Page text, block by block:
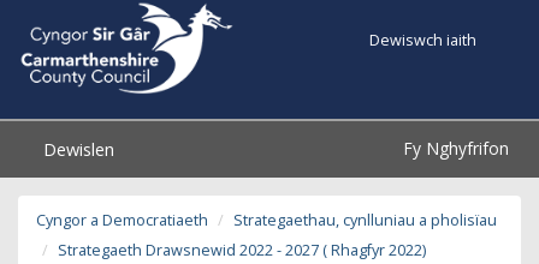
Dewiswch iaith
Dewislen Fy Nghyfrifon
Cyngor a Democratiaeth
Strategaethau, cynlluniau a pholisïau
Strategaeth Drawsnewid 2022 - 2027 ( Rhagfyr 2022)